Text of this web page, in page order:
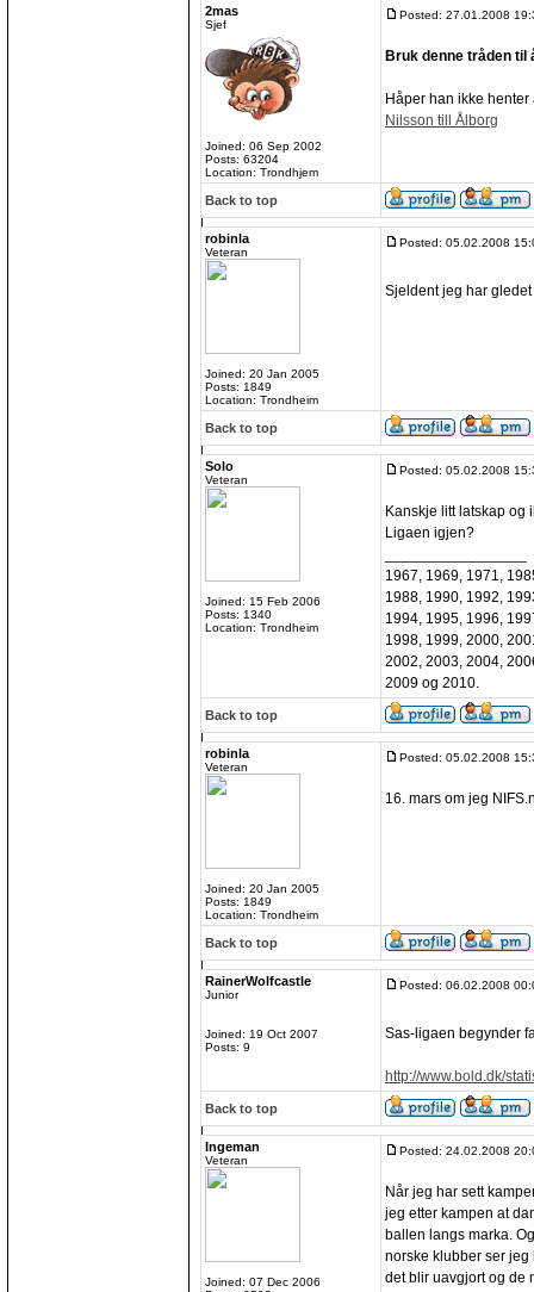
2mas
Sjef
Joined: 06 Sep 2002
Posts: 63204
Location: Trondhjem
Posted: 27.01.2008
Bruk denne tråden til
Håper han ikke
Nilsson till Ålborg
Back to top
robinla
Veteran
Joined: 20 Jan 2005
Posts: 1849
Location: Trondheim
Posted: 05.02.2008
Sjeldent jeg har
Back to top
Solo
Veteran
Joined: 15 Feb 2006
Posts: 1340
Location: Trondheim
Posted: 05.02.2008
Kanskje litt latskap og
Ligaen igjen?
1967, 1969, 1971,
1988, 1990, 1992,
1994, 1995, 1996,
1998, 1999, 2000,
2002, 2003, 2004,
2009 og 2010.
Back to top
robinla
Veteran
Joined: 20 Jan 2005
Posts: 1849
Location: Trondheim
Posted: 05.02.2008
16. mars om jeg
Back to top
RainerWolfcastle
Junior
Joined: 19 Oct 2007
Posts: 9
Posted: 06.02.2008
Sas-ligaen begynder
http://www.bold.dk/
Back to top
Ingeman
Veteran
Joined: 07 Dec 2006
Posted: 24.02.2008
Når jeg har sett
jeg etter kampen at
ballen langs marka.
norske klubber ser
det blir uavgjort og de